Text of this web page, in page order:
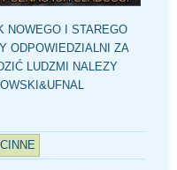
NOWEGO I STAREGO
ODPOWIEDZIALNI ZA
LUDZMI NALEZY